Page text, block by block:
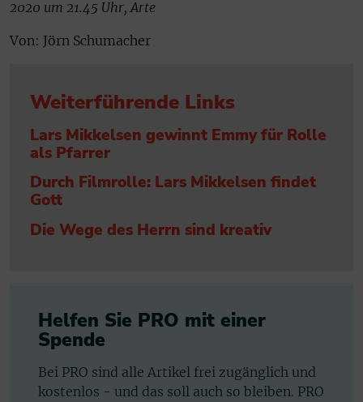
2020 um 21.45 Uhr, Arte
Von: Jörn Schumacher
Weiterführende Links
Lars Mikkelsen gewinnt Emmy für Rolle
als Pfarrer
Durch Filmrolle: Lars Mikkelsen findet
Gott
Die Wege des Herrn sind kreativ
Helfen Sie PRO mit einer
Spende
Bei PRO sind alle Artikel frei zugänglich und
kostenlos - und das soll auch so bleiben. PRO